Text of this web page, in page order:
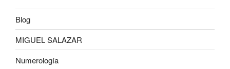
Blog
MIGUEL SALAZAR
Numerología